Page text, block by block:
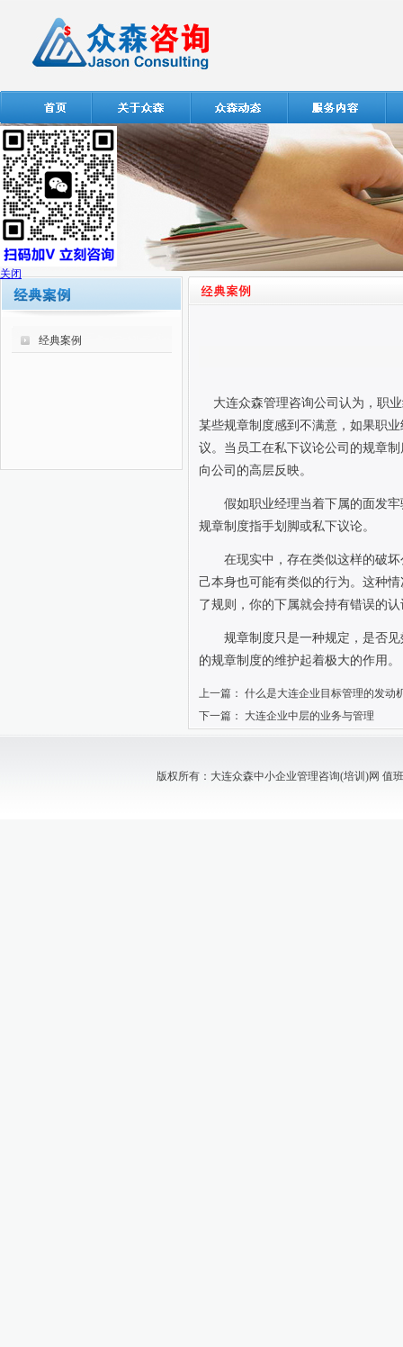
经典案例
大连众森管理咨询公司认为，职
某些规章制度感到不满意，如果职
议。当员工在私下议论公司的规章
向公司的高层反映。
假如职业经理当着下属的面发
规章制度指手划脚或私下议论。
在现实中，存在类似这样的破
己本身也可能有类似的行为。这种
了规则，你的下属就会持有错误的
规章制度只是一种规定，是否
的规章制度的维护起着极大的作用。
上一篇： 什么是大连企业目标管理的发动
下一篇：
大连企业中层的业务与管理
版权所有：大连众森中小企业管理咨询(培训)网 值
关闭